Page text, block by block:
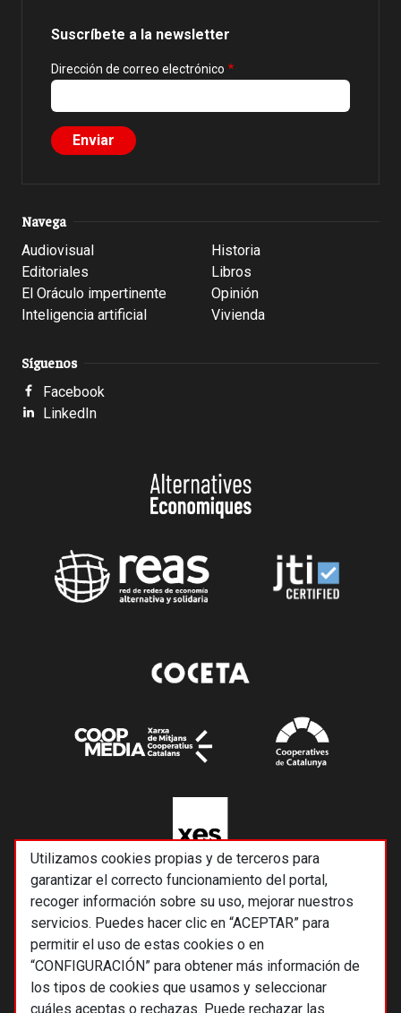
Utilizamos cookies propias y de terceros para
garantizar el correcto funcionamiento del portal,
recoger información sobre su uso, mejorar nuestros
servicios. Puedes hacer clic en “ACEPTAR” para
permitir el uso de estas cookies o en
“CONFIGURACIÓN” para obtener más información de
los tipos de cookies que usamos y seleccionar
cuáles aceptas o rechazas. Puede rechazar las
Suscríbete a la newsletter
Dirección de correo electrónico
Navega
Audiovisual
Editoriales
El Oráculo impertinente
Inteligencia artificial
Historia
Libros
Opinión
Vivienda
Síguenos
Facebook
LinkedIn